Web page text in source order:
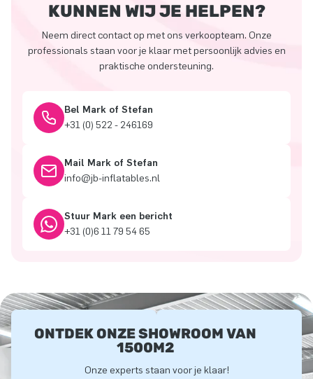
KUNNEN WIJ JE HELPEN?
Neem direct contact op met ons verkoopteam. Onze
professionals staan voor je klaar met persoonlijk advies en
praktische ondersteuning.
Bel Mark of Stefan
+31 (0) 522 - 246169
Mail Mark of Stefan
info@jb-inflatables.nl
Stuur Mark een bericht
+31 (0)6 11 79 54 65
ONTDEK ONZE SHOWROOM VAN
1500M2
Onze experts staan voor je klaar!